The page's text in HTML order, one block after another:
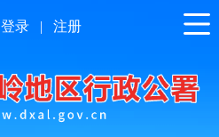
登录 | 注册